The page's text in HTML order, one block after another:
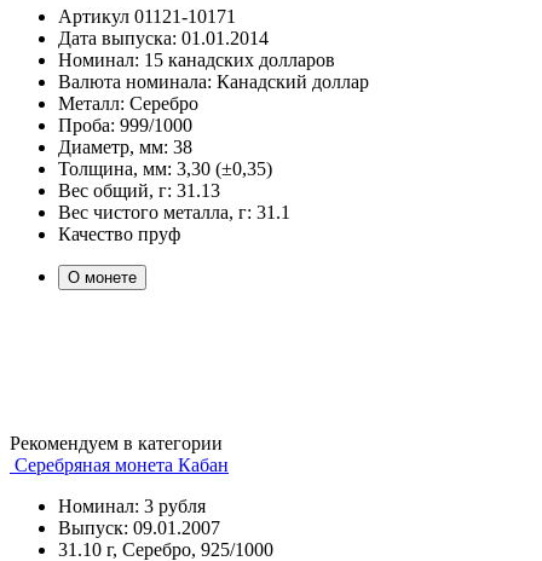
Артикул 01121-10171
Дата выпуска: 01.01.2014
Номинал: 15 канадских долларов
Валюта номинала: Канадский доллар
Металл: Серебро
Проба: 999/1000
Диаметр, мм: 38
Толщина, мм: 3,30 (±0,35)
Вес общий, г: 31.13
Вес чистого металла, г: 31.1
Качество пруф
О монете
Рекомендуем в категории
Серебряная монета Кабан
Номинал: 3 рубля
Выпуск: 09.01.2007
31.10 г, Серебро, 925/1000